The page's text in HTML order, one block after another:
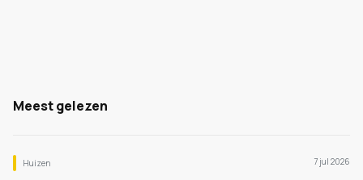
Meest gelezen
Huizen 7 jul 2026